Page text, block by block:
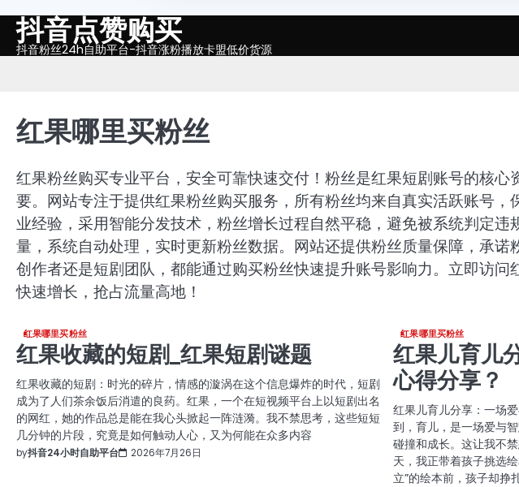
Skip抖音点赞购买
抖音粉丝24h自助平台-抖音涨粉播放卡盟低价货源
红果哪里买粉丝
红果粉丝购买专业平台，安全可靠快速交付！粉丝是红果短剧账号的核
要。网站专注于提供红果粉丝购买服务，所有粉丝均来自真实活跃账号
业经验，采用智能分发技术，粉丝增长过程自然平稳，避免被系统判定违
量，系统自动处理，实时更新粉丝数据。网站还提供粉丝质量保障，承
创作者还是短剧团队，都能通过购买粉丝快速提升账号影响力。立即访
快速增长，抢占流量高地！
红果哪里买粉丝
红果收藏的短剧_红果短剧谜题
红果收藏的短剧：时光的碎片，情感的漩涡在这个信息爆炸的时代，短剧
成为了人们茶余饭后消遣的良药。红果，一个在短视频平台上以短剧出名
的网红，她的作品总是能在我心头掀起一阵涟漪。我不禁思考，这些短短
几分钟的片段，究竟是如何触动人心，又为何能在众多内容
by抖音24小时自助平台 2026年7月26日
红果哪里买粉丝
红果儿育儿
心得分享？
红果儿育儿分享：一场
到，育儿，是一场爱与
碰撞和成长。这让我不
天，我正带着孩子挑选
立”的绘本前，孩子却挣